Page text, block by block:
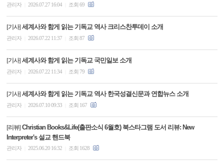
관리자 2026.07.27 16:04 조회 69
[기사] 세계사와 함게 읽는 기독교 역사 크리스찬투데이 소개
관리자 2026.07.22 11:37 조회 87
[기사] 세계사와 함게 읽는 기독교 국민일보 소개
관리자 2026.07.22 11:34 조회 79
[기사] 세계사와 함게 읽는 기독교 역사 한국성결신문과 연합뉴스 소개
관리자 2026.07.10 09:33 조회 167
[리뷰] Christian Books&Life(출판소식 6월호) 북스타그램 도서 리뷰: New
Interpreter's 설교 핸드북
관리자 2025.06.20 16:32 조회 1628